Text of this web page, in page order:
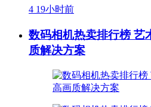
4 19小时前
数码相机热卖排行榜 艺
质解决方案